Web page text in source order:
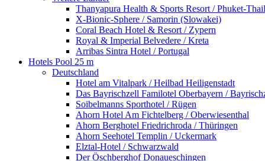
Thanyapura Health & Sports Resort / Phuket-
X-Bionic-Sphere / Samorin (Slowakei)
Coral Beach Hotel & Resort / Zypern
Royal & Imperial Belvedere / Kreta
Arribas Sintra Hotel / Portugal
Hotels Pool 25 m
Deutschland
Hotel am Vitalpark / Heilbad Heiligenstadt
Das Bayrischzell Familotel Oberbayern /
Soibelmanns Sporthotel / Rügen
Ahorn Hotel Am Fichtelberg / Oberwiesenthal
Ahorn Berghotel Friedrichroda / Thüringen
Ahorn Seehotel Templin / Uckermark
Elztal-Hotel / Schwarzwald
Der Öschberghof Donaueschingen